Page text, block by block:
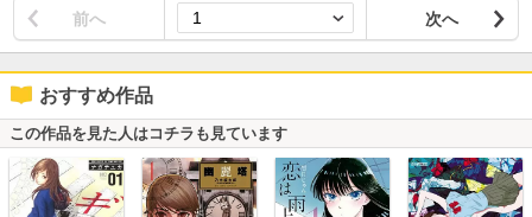
前へ 次へ
おすすめ作品
この作品を見た人はコチラも見ています